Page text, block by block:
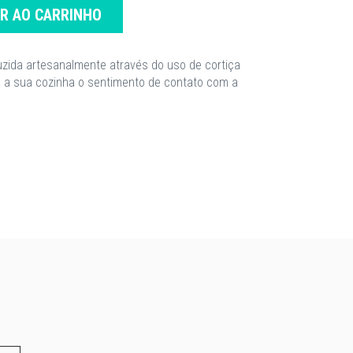
AO CARRINHO
artesanalmente através do uso de cortiça
sua cozinha o sentimento de contato com a